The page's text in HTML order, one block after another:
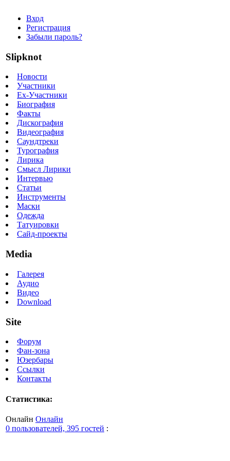
Вход
Регистрация
Забыли пароль?
Slipknot
Новости
Участники
Ex-Участники
Биография
Факты
Дискография
Видеография
Саундтреки
Турография
Лирика
Смысл Лирики
Интервью
Статьи
Инструменты
Маски
Одежда
Татуировки
Сайд-проекты
Media
Галерея
Аудио
Видео
Download
Site
Форум
Фан-зона
Юзербары
Ссылки
Контакты
Статистика:
Онлайн Онлайн
0 пользователей, 395 гостей :